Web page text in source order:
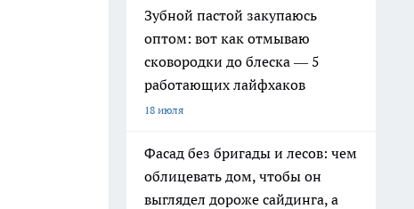
Зубной пастой закупаюсь
оптом: вот как отмываю
сковородки до блеска — 5
работающих лайфхаков
18 июля
Фасад без бригады и лесов: чем
облицевать дом, чтобы он
выглядел дороже сайдинга, а